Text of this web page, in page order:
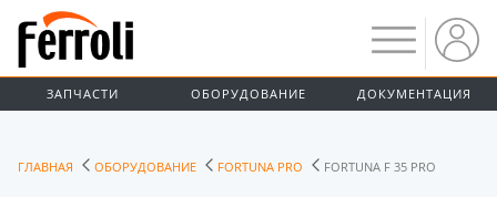
ЗАПЧАСТИ ОБОРУДОВАНИЕ ДОКУМЕНТАЦИЯ
ГЛАВНАЯ ОБОРУДОВАНИЕ FORTUNA PRO FORTUNA F 35 PRO